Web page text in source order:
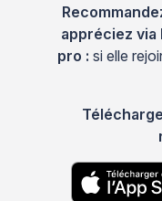
appréciez via
pro : si elle